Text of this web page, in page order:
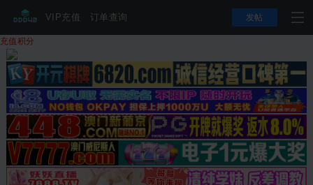
VIP充值 订单查询 发帖
充值积分